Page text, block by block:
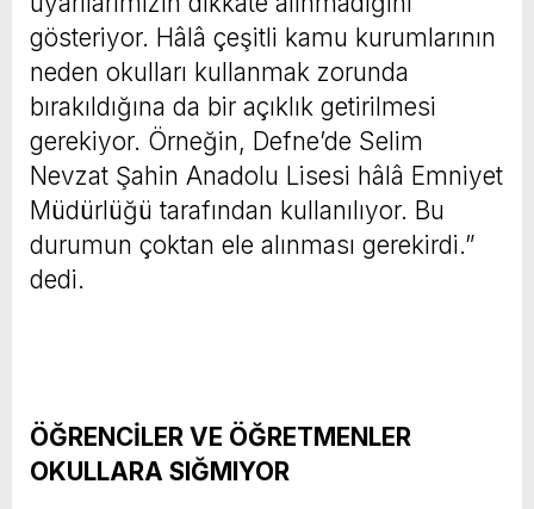
gösteriyor. Hâlâ çeşitli kamu kurumlarının
neden okulları kullanmak zorunda
bırakıldığına da bir açıklık getirilmesi
gerekiyor. Örneğin, Defne’de Selim
Nevzat Şahin Anadolu Lisesi hâlâ Emniyet
Müdürlüğü tarafından kullanılıyor. Bu
durumun çoktan ele alınması gerekirdi.”
dedi.
ÖĞRENCİLER VE ÖĞRETMENLER
OKULLARA SIĞMIYOR